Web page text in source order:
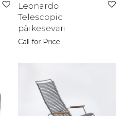
Leonardo
Telescopic
päikesevari
Call for Price